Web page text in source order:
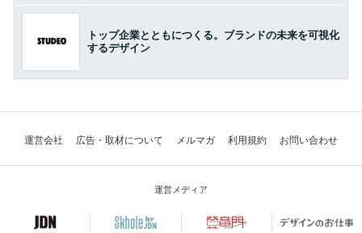
トップ企業とともにつくる。ブランドの未来を可視化
するデザイン
運営会社 広告・取材について メルマガ 利用規約 お問い合わせ
運営メディア